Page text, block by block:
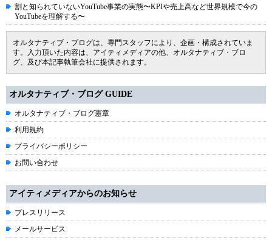
割と知られていないYouTube事業の実態〜KPIや売上高など世界規模で今の
YouTubeを理解する〜
オルタナティブ・ブログは、専門スタッフにより、企画・構成されていま
す。入力頂いた内容は、アイティメディアの他、オルタナティブ・ブロ
グ、及び本記事執筆会社に提供されます。
オルタナティブ・ブログ GUIDE
オルタナティブ・ブログ憲章
利用規約
プライバシーポリシー
お問い合わせ
アイティメディアからのお知らせ
プレスリリース
メールサービス